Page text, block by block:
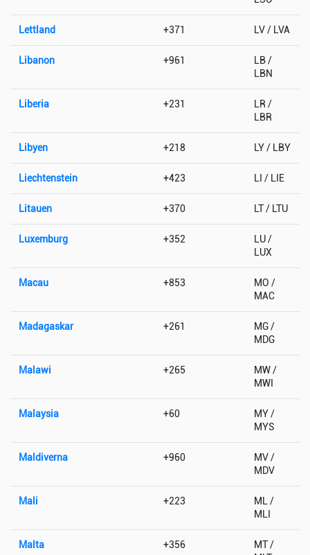
Lettland +371 LV / LVA
Libanon +961
LB /
LBN
Liberia +231
LR /
LBR
Libyen +218 LY / LBY
Liechtenstein +423 LI / LIE
Litauen +370 LT / LTU
Luxemburg +352
LU /
LUX
Macau +853
MO /
MAC
Madagaskar +261
MG /
MDG
Malawi +265
MW /
MWI
Malaysia +60
MY /
MYS
Maldiverna +960
MV /
MDV
Mali +223
ML /
MLI
Malta +356
MT /